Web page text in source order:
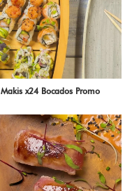
Makis x24 Bocados Promo